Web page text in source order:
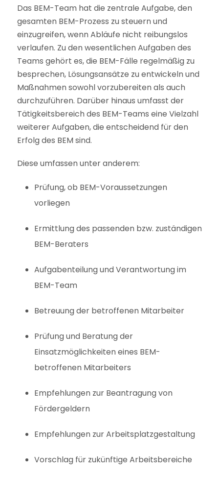
Das BEM-Team hat die zentrale Aufgabe, den
gesamten BEM-Prozess zu steuern und
einzugreifen, wenn Abläufe nicht reibungslos
verlaufen. Zu den wesentlichen Aufgaben des
Teams gehört es, die BEM-Fälle regelmäßig zu
besprechen, Lösungsansätze zu entwickeln und
Maßnahmen sowohl vorzubereiten als auch
durchzuführen. Darüber hinaus umfasst der
Tätigkeitsbereich des BEM-Teams eine Vielzahl
weiterer Aufgaben, die entscheidend für den
Erfolg des BEM sind.
Diese umfassen unter anderem:
Prüfung, ob BEM-Voraussetzungen
vorliegen
Ermittlung des passenden bzw. zuständigen
BEM-Beraters
Aufgabenteilung und Verantwortung im
BEM-Team
Betreuung der betroffenen Mitarbeiter
Prüfung und Beratung der
Einsatzmöglichkeiten eines BEM-
betroffenen Mitarbeiters
Empfehlungen zur Beantragung von
Fördergeldern
Empfehlungen zur Arbeitsplatzgestaltung
Vorschlag für zukünftige Arbeitsbereiche